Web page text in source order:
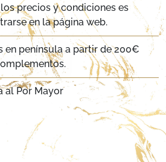
precios y condiciones es
en la página web.
en península a partir de 200€
al Por Mayor